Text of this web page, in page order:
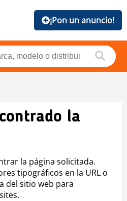
¡Pon un anuncio!
la
la página solicitada.
tipográficos en la URL o
del sitio web para